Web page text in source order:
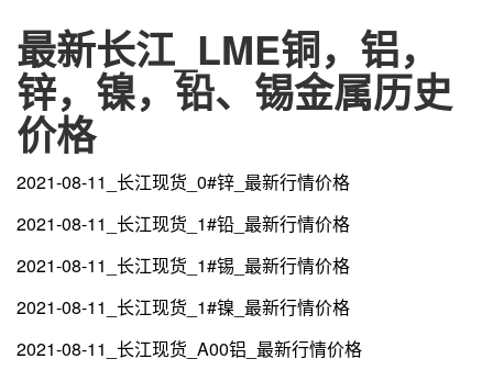
最新长江_LME铜，铝，
锌，镍，铅、锡金属历史
价格
2021-08-11_长江现货_0#锌_最新行情价格
2021-08-11_长江现货_1#铅_最新行情价格
2021-08-11_长江现货_1#锡_最新行情价格
2021-08-11_长江现货_1#镍_最新行情价格
2021-08-11_长江现货_A00铝_最新行情价格